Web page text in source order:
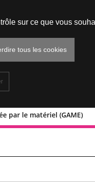
par le matériel (GAME)
2025 à
sur ce que vous
tous les cookies